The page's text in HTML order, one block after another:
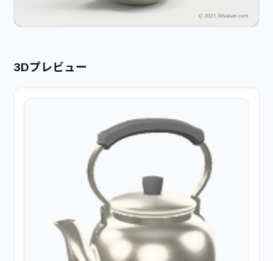
3Dプレビュー